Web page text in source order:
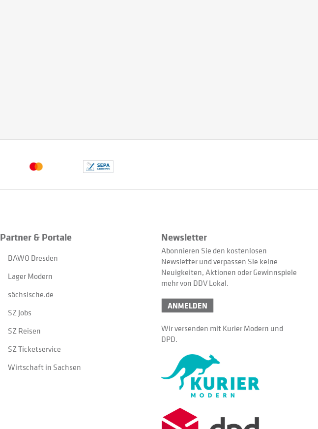
Partner & Portale
DAWO Dresden
Lager Modern
sächsische.de
SZ Jobs
SZ Reisen
SZ Ticketservice
Wirtschaft in Sachsen
Newsletter
Abonnieren Sie den kostenlosen
Newsletter und verpassen Sie keine
Neuigkeiten, Aktionen oder Gewinnspiele
mehr von DDV Lokal.
ANMELDEN
Wir versenden mit Kurier Modern und
DPD.